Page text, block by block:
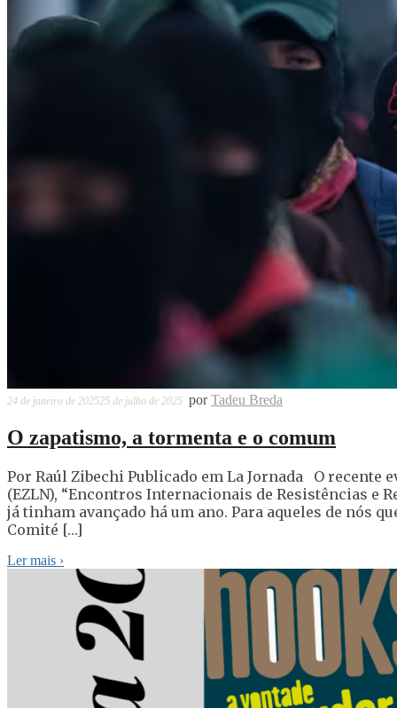
24 de janeiro de 202525 de julho de 2025 porTadeu Breda
O zapatismo, a tormenta e o comum
Por Raúl Zibechi Publicado em La Jornada O
(EZLN), “Encontros Internacionais de Resistências e
já tinham avançado há um ano. Para aqueles de nós
Comité […]
Ler mais ›